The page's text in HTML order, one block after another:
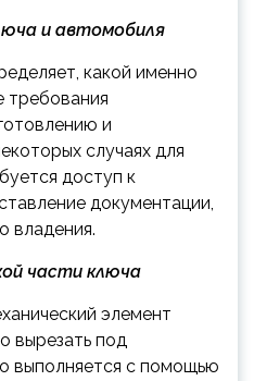
и автомобиля
какой именно
требования
и
случаях для
доступ к
документации,
владения.
части ключа
элемент
вырезать под
выполняется с помощью